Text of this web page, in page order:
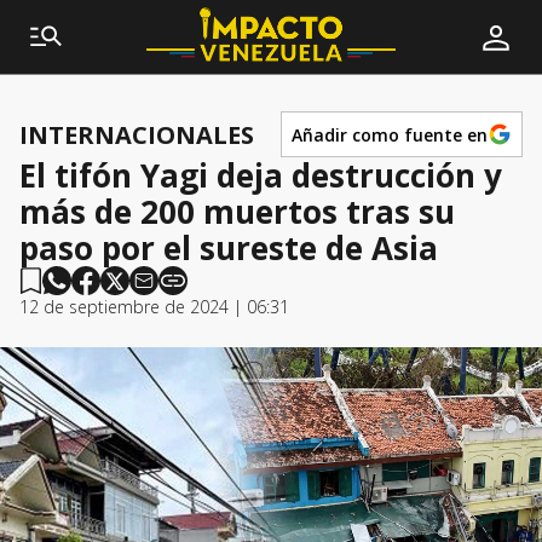
INTERNACIONALES Añadir como fuente en
El tifón Yagi deja destrucción y
más de 200 muertos tras su
paso por el sureste de Asia
12 de septiembre de 2024 | 06:31